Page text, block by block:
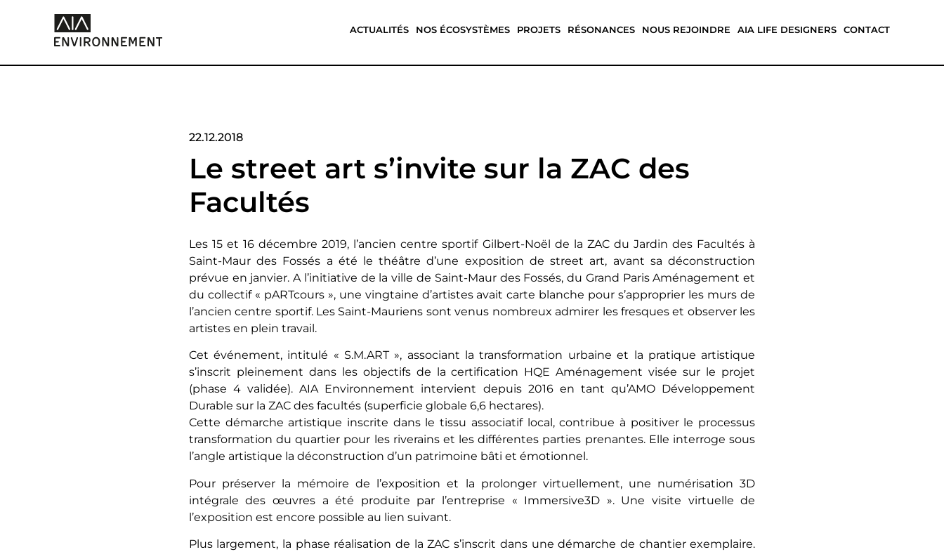
ACTUALITÉS NOS ÉCOSYSTÈMES PROJETS RÉSONANCES NOUS REJOINDRE AIA LIFE DESIGNERS CONTACT
22.12.2018
Le street art s’invite sur la ZAC des
Facultés
Les 15 et 16 décembre 2019, l’ancien centre sportif Gilbert-Noël de la ZAC du Jardin des Facultés à
Saint-Maur des Fossés a été le théâtre d’une exposition de street art, avant sa déconstruction
prévue en janvier. A l’initiative de la ville de Saint-Maur des Fossés, du Grand Paris Aménagement et
du collectif « pARTcours », une vingtaine d’artistes avait carte blanche pour s’approprier les murs de
l’ancien centre sportif. Les Saint-Mauriens sont venus nombreux admirer les fresques et observer les
artistes en plein travail.
Cet événement, intitulé « S.M.ART », associant la transformation urbaine et la pratique artistique
s’inscrit pleinement dans les objectifs de la certification HQE Aménagement visée sur le projet
(phase 4 validée). AIA Environnement intervient depuis 2016 en tant qu’AMO Développement
Durable sur la ZAC des facultés (superficie globale 6,6 hectares).
Cette démarche artistique inscrite dans le tissu associatif local, contribue à positiver le processus
transformation du quartier pour les riverains et les différentes parties prenantes. Elle interroge sous
l’angle artistique la déconstruction d’un patrimoine bâti et émotionnel.
Pour préserver la mémoire de l’exposition et la prolonger virtuellement, une numérisation 3D
intégrale des œuvres a été produite par l’entreprise « Immersive3D ». Une visite virtuelle de
l’exposition est encore possible au lien suivant.
Plus largement, la phase réalisation de la ZAC s’inscrit dans une démarche de chantier exemplaire.